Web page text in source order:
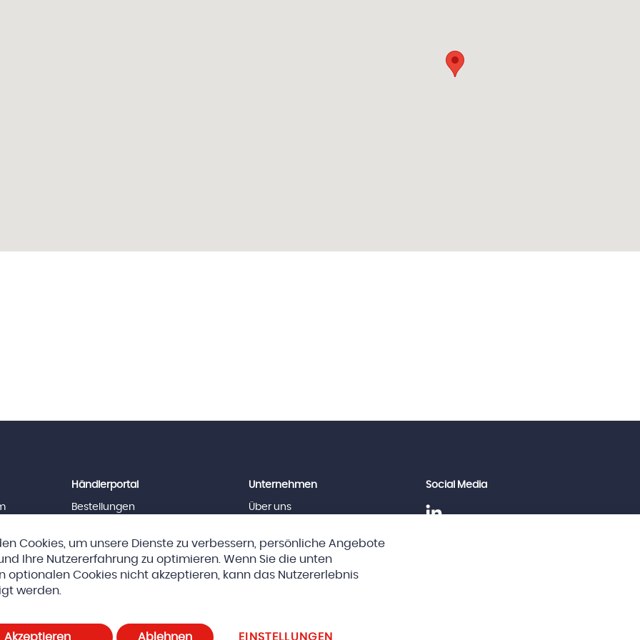
Händlerportal
Bestellungen
Unternehmen
Über uns
Impressum
Social Media
AG AGBs Datenschutz und Cookie-Richtlinien Cookie-Einstellungen
Cookies, um unsere Dienste zu verbessern, persönliche Angebote
Ihre Nutzererfahrung zu optimieren. Wenn Sie die unten
optionalen Cookies nicht akzeptieren, kann das Nutzererlebnis
werden.
Akzeptieren EINSTELLUNGEN
Ablehnen